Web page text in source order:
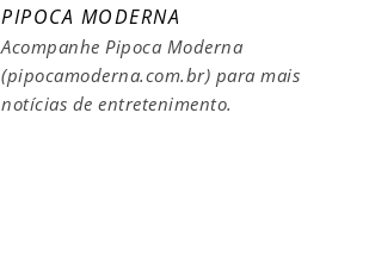
PIPOCA MODERNA
Acompanhe Pipoca Moderna
(pipocamoderna.com.br) para mais
notícias de entretenimento.